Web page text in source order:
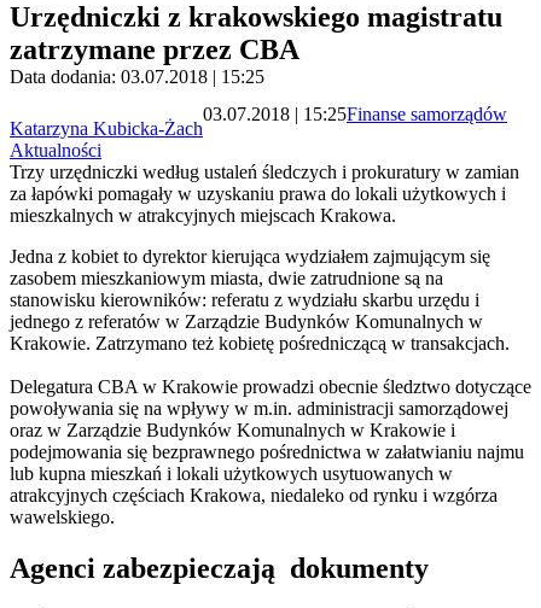
Urzędniczki z krakowskiego magistratu
zatrzymane przez CBA
Data dodania: 03.07.2018 | 15:25
Katarzyna Kubicka-Żach
03.07.2018 | 15:25Finanse samorządów
Aktualności
Trzy urzędniczki według ustaleń śledczych i prokuratury w zamian
za łapówki pomagały w uzyskaniu prawa do lokali użytkowych i
mieszkalnych w atrakcyjnych miejscach Krakowa.
Jedna z kobiet to dyrektor kierująca wydziałem zajmującym się
zasobem mieszkaniowym miasta, dwie zatrudnione są na
stanowisku kierowników: referatu z wydziału skarbu urzędu i
jednego z referatów w Zarządzie Budynków Komunalnych w
Krakowie. Zatrzymano też kobietę pośredniczącą w transakcjach.
Delegatura CBA w Krakowie prowadzi obecnie śledztwo dotyczące
powoływania się na wpływy w m.in. administracji samorządowej
oraz w Zarządzie Budynków Komunalnych w Krakowie i
podejmowania się bezprawnego pośrednictwa w załatwianiu najmu
lub kupna mieszkań i lokali użytkowych usytuowanych w
atrakcyjnych częściach Krakowa, niedaleko od rynku i wzgórza
wawelskiego.
Agenci zabezpieczają dokumenty